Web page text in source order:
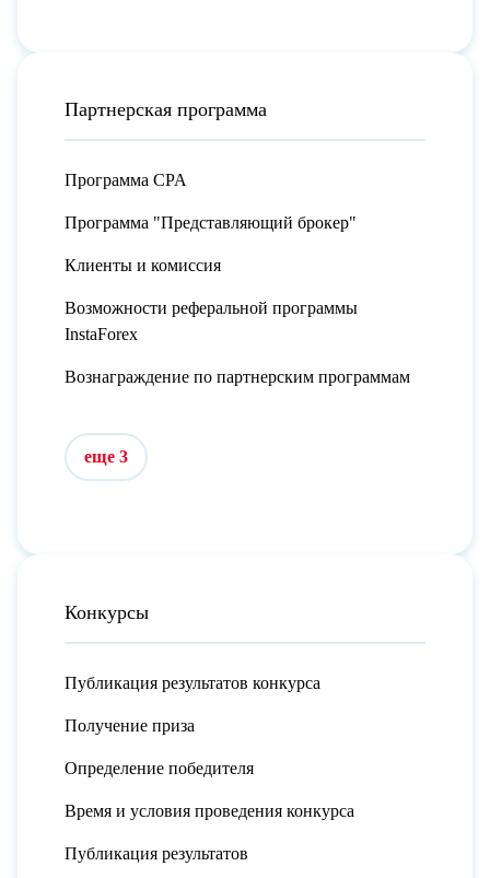
Партнерская программа
Программа CPA
Программа "Представляющий брокер"
Клиенты и комиссия
Возможности реферальной программы
InstaForex
Вознаграждение по партнерским программам
еще 3
Конкурсы
Публикация результатов конкурса
Получение приза
Определение победителя
Время и условия проведения конкурса
Публикация результатов